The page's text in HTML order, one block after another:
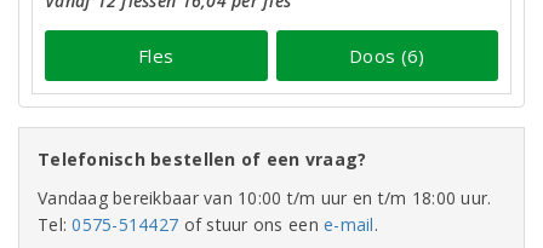
Fles Doos (6)
Telefonisch bestellen of een vraag?
Vandaag bereikbaar van 10:00 t/m uur en t/m 18:00 uur.
Tel:0575-514427 of stuur ons eene-mail.